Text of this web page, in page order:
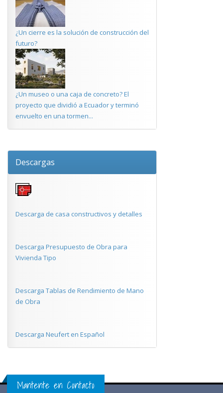
¿Un cierre es la solución de construcción del
futuro?
¿Un museo o una caja de concreto? El
proyecto que dividió a Ecuador y terminó
envuelto en una tormen...
Descargas
Descarga de casa constructivos y detalles
Descarga Presupuesto de Obra para
Vivienda Tipo
Descarga Tablas de Rendimiento de Mano
de Obra
Descarga Neufert en Español
Mantente en Contacto